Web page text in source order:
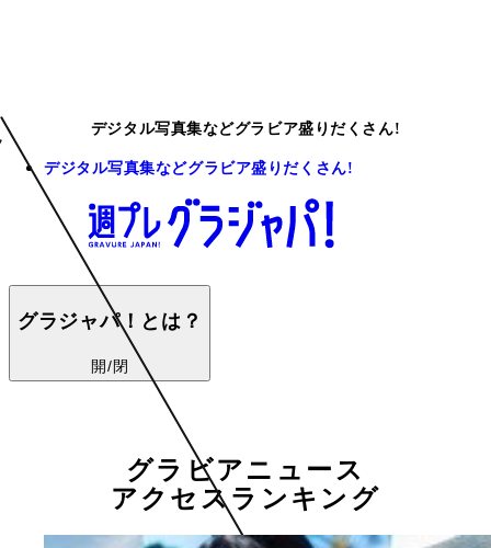
デジタル写真集などグラビア盛りだくさん!
デジタル写真集などグラビア盛りだくさん!
グラジャパ！とは？
開/閉
グラビアニュース
アクセスランキング